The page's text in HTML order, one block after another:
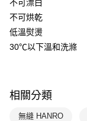
台灣樂天信用卡公司
付款後全家取貨
每筆NT$90，滿
付款後7-11取貨
每筆NT$90，滿
不可漂白
不可烘乾
低溫熨燙
30℃以下溫和洗滌
相關分類
無縫 HANRO